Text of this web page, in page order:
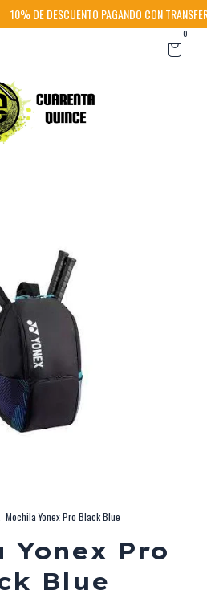
10% DE DESCUENTO PAGANDO CON
0
Mochila Yonex Pro Black Blue
Yonex Pro
Blue